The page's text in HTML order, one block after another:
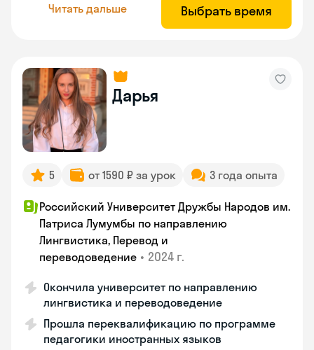
Читать дальше Выбрать время
Дарья
5 от 1590 ₽ за урок 3 года опыта
Российский Университет Дружбы Народов им.
Патриса Лумумбы по направлению
Лингвистика, Перевод и
переводоведение • 2024 г.
Окончила университет по направлению
лингвистика и переводоведение
Прошла переквалификацию по программе
педагогики иностранных языков